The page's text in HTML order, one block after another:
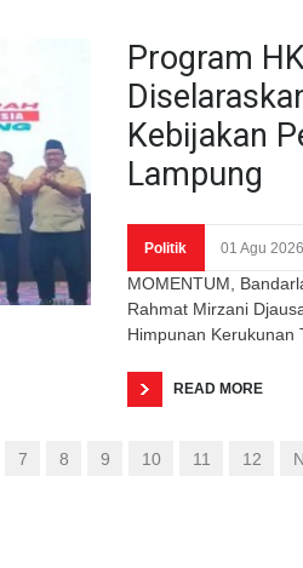
Program
Kebijakan
Lampung
Politik 01 Agu
MOMENTUM,
Rahmat Mirzani
Himpunan Kerukunan
READ MORE
7 8 9 10 11 12